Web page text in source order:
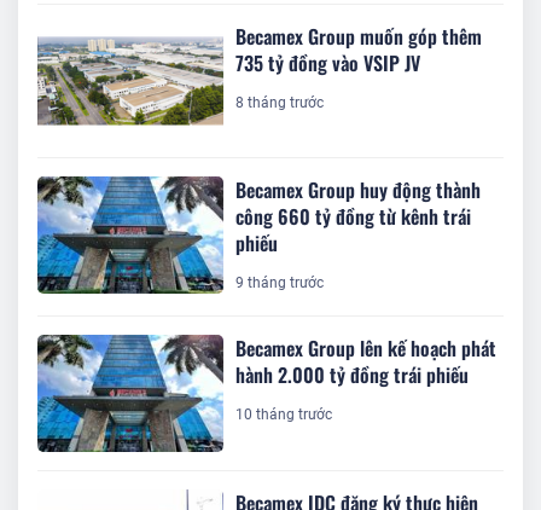
Becamex Group muốn góp thêm
735 tỷ đồng vào VSIP JV
8 tháng trước
Becamex Group huy động thành
công 660 tỷ đồng từ kênh trái
phiếu
9 tháng trước
Becamex Group lên kế hoạch phát
hành 2.000 tỷ đồng trái phiếu
10 tháng trước
Becamex IDC đăng ký thực hiện